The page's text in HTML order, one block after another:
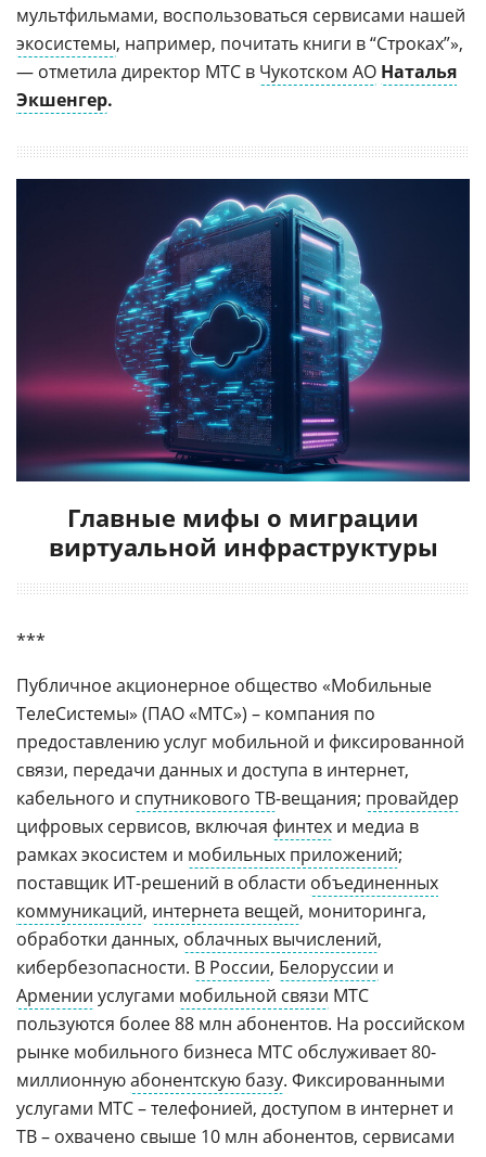
мультфильмами, воспользоваться сервисами нашей
экосистемы, например, почитать книги в “Строках”»,
— отметила директор МТС в Чукотском АО Наталья
Экшенгер.
Главные мифы о миграции
виртуальной инфраструктуры
***
Публичное акционерное общество «Мобильные
ТелеСистемы» (ПАО «МТС») – компания по
предоставлению услуг мобильной и фиксированной
связи, передачи данных и доступа в интернет,
кабельного и спутникового ТВ-вещания; провайдер
цифровых сервисов, включая финтех и медиа в
рамках экосистем и мобильных приложений;
поставщик ИТ-решений в области объединенных
коммуникаций, интернета вещей, мониторинга,
обработки данных, облачных вычислений,
кибербезопасности. В России, Белоруссии и
Армении услугами мобильной связи МТС
пользуются более 88 млн абонентов. На российском
рынке мобильного бизнеса МТС обслуживает 80-
миллионнуюабонентскую базу. Фиксированными
услугами МТС – телефонией, доступом в интернет и
ТВ – охвачено свыше 10 млн абонентов, сервисами